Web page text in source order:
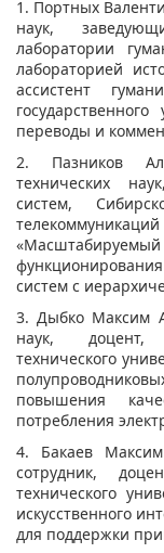
1. Портных
наук,
лаборатории
лабораторией
ассистент
переводы и
2. Пазников
технических
систем,
систем с
3. Дыбко Максим
наук, доцент,
технического
повышения
потребления
4. Бакаев
сотрудник,
технического
искусственного
для поддержки